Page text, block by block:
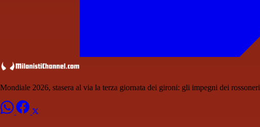
Mondiale 2026, stasera al via la terza giornata dei gironi: gli impegni dei rossoneri